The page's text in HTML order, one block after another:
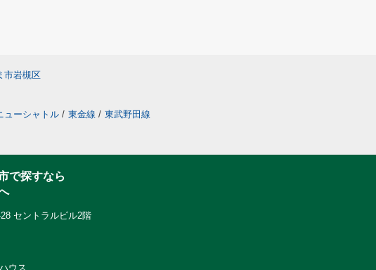
市岩槻区
ューシャトル / 東金線 / 東武野田線
で探すなら
セントラルビル2階
ウス